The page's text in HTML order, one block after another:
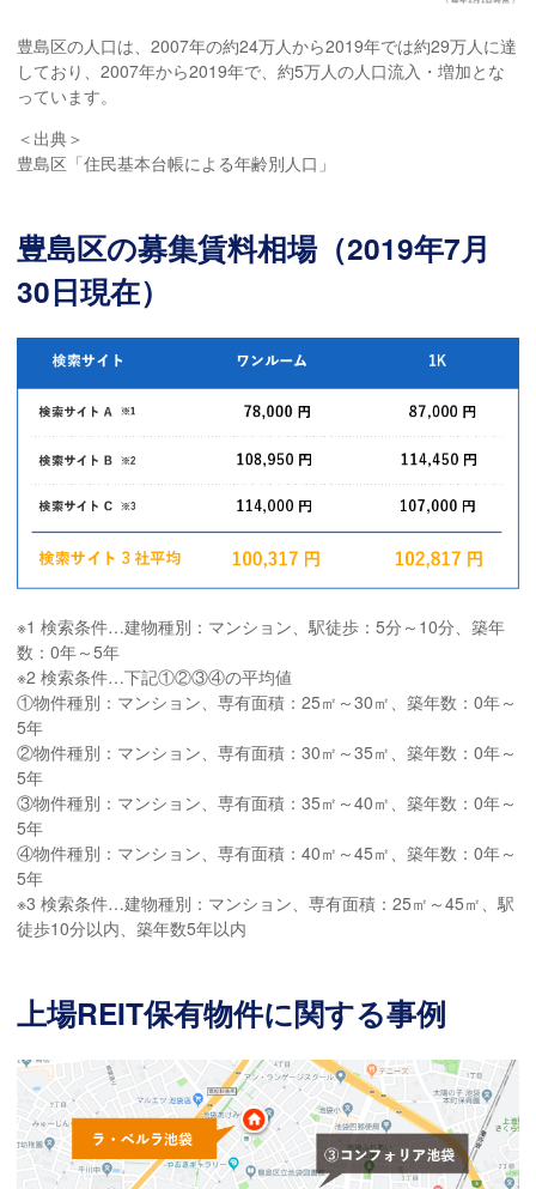
豊島区の人口は、2007年の約24万人から2019年では約29万人に達
しており、2007年から2019年で、約5万人の人口流入・増加とな
っています。
＜出典＞
豊島区「住民基本台帳による年齢別人口」
豊島区の募集賃料相場（2019年7月
30日現在）
※1 検索条件…建物種別：マンション、駅徒歩：5分～10分、築年
数：0年～5年
※2 検索条件…下記①②③④の平均値
①物件種別：マンション、専有面積：25㎡～30㎡、築年数：0年～
5年
②物件種別：マンション、専有面積：30㎡～35㎡、築年数：0年～
5年
③物件種別：マンション、専有面積：35㎡～40㎡、築年数：0年～
5年
④物件種別：マンション、専有面積：40㎡～45㎡、築年数：0年～
5年
※3 検索条件…建物種別：マンション、専有面積：25㎡～45㎡、駅
徒歩10分以内、築年数5年以内
上場REIT保有物件に関する事例